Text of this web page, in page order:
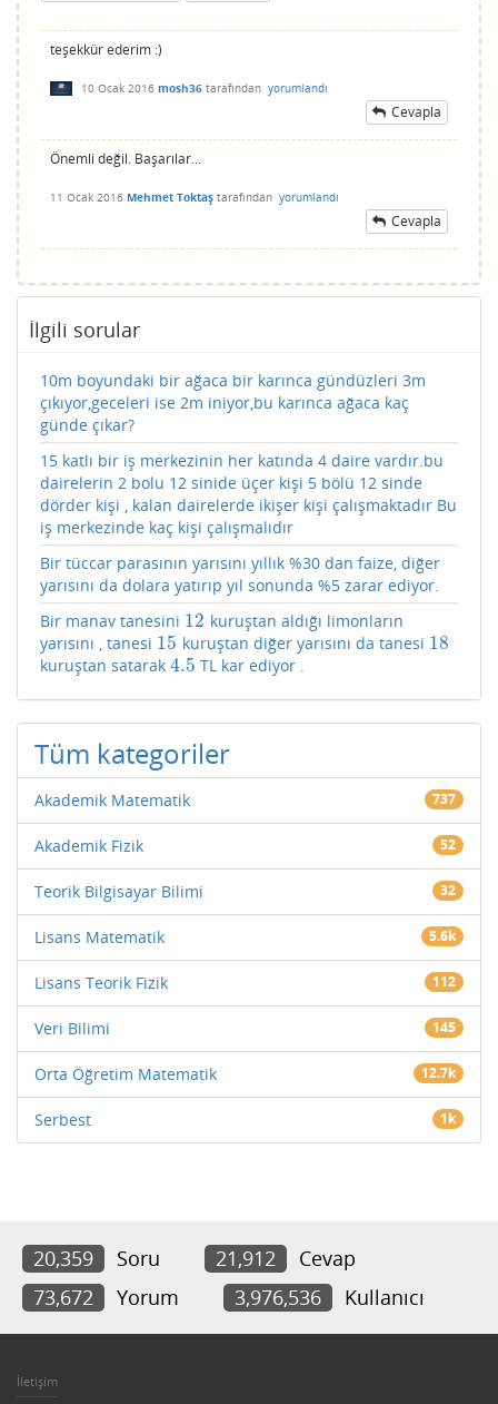
teşekkür ederim :)
10 Ocak 2016 mosh36 tarafından yorumlandı
Cevapla
Önemli değil. Başarılar...
11 Ocak 2016 Mehmet Toktaş tarafından yorumlandı
Cevapla
İlgili sorular
10m boyundaki bir ağaca bir karınca gündüzleri 3m
çıkıyor,geceleri ise 2m iniyor,bu karınca ağaca kaç
günde çıkar?
15 katlı bir iş merkezinin her katında 4 daire vardır.bu
dairelerin 2 bolu 12 sinide üçer kişi 5 bölü 12 sinde
dörder kişi , kalan dairelerde ikişer kişi çalışmaktadır Bu
iş merkezinde kaç kişi çalışmalıdır
Bir tüccar parasının yarısını yıllık %30 dan faize, diğer
yarısını da dolara yatırıp yıl sonunda %5 zarar ediyor.
Bir manav tanesini 12
12 kuruştan aldığı limonların
yarısını , tanesi 15
15 kuruştan diğer yarısını da tanesi 18
18
kuruştan satarak 4.5
4.5 TL kar ediyor .
Tüm kategoriler
Akademik Matematik 737
Akademik Fizik 52
Teorik Bilgisayar Bilimi 32
Lisans Matematik 5.6k
Lisans Teorik Fizik 112
Veri Bilimi 145
Orta Öğretim Matematik 12.7k
Serbest 1k
20,359 Soru 21,912
Cevap
73,672
Yorum 3,976,536 Kullanıcı
İletişim